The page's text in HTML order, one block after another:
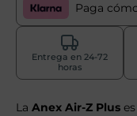
Paga
Entrega en 24-72
horas
La Anex Air-Z Plus